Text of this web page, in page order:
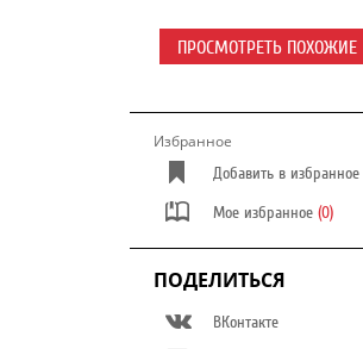
ПРОСМОТРЕТЬ ПОХОЖИЕ
Избранное
Добавить в избранное
Мое избранное (0)
ПОДЕЛИТЬСЯ
ВКонтакте